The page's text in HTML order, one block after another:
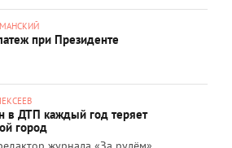
при Президенте
в ДТП каждый год теряет
город